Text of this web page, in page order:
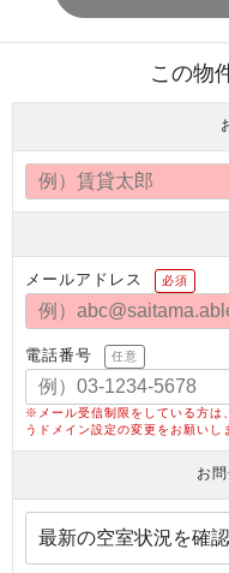
この物
メールアドレス 必須
電話番号 任意
※メール受信制限をしている方
うドメイン設定の変更をお願いし
お